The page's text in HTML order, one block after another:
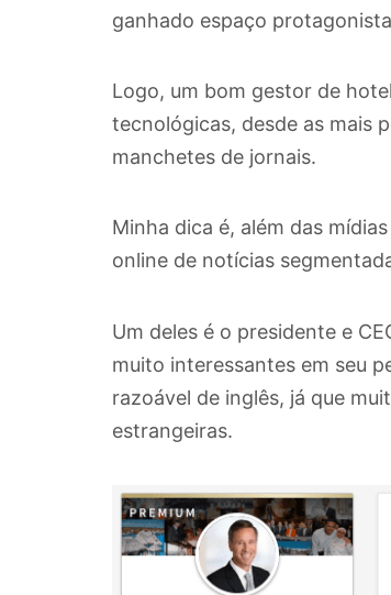
ganhado espaço
Logo, um bom gestor de
tecnológicas, desde as mais
manchetes de jornais.
Minha dica é, além das
online de notícias
Um deles é o presidente e
muito interessantes em seu
razoável de inglês, já que
estrangeiras.